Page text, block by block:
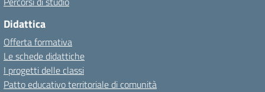
Didattica
Offerta formativa
Le schede didattiche
I progetti delle classi
Patto educativo territoriale di comunità